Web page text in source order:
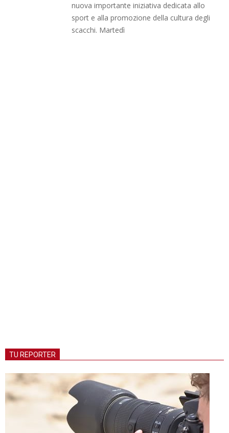
nuova importante iniziativa dedicata allo
sport e alla promozione della cultura degli
scacchi. Martedì
TU REPORTER